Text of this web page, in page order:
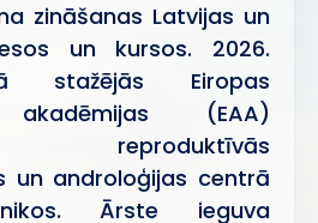
zināšanas Latvijas un
un kursos. 2026.
stažējās Eiropas
akadēmijas (EAA)
reproduktīvās
un androloģijas centrā
Ārste ieguva